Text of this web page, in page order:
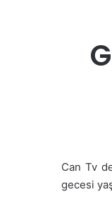
Can Tv
gecesi